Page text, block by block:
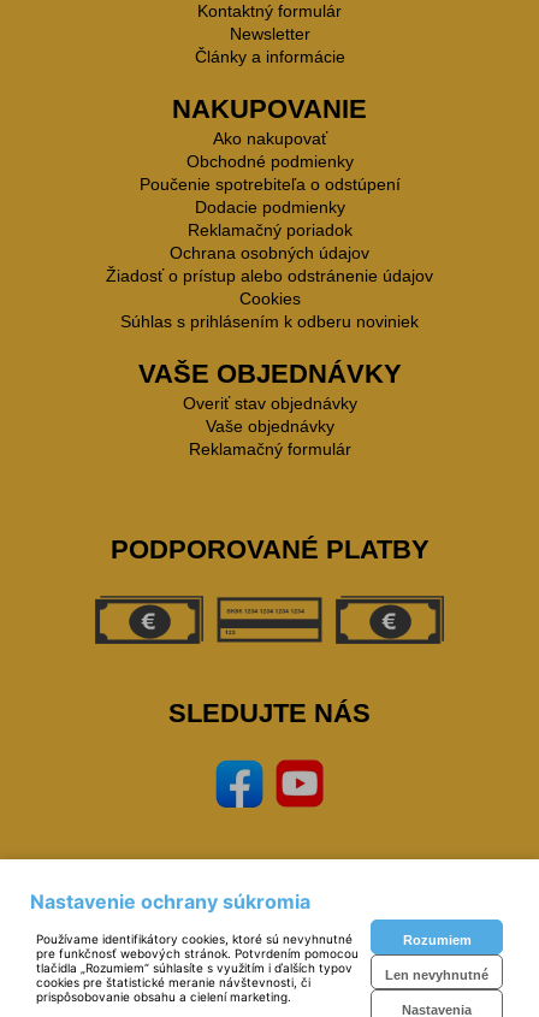
Kontaktný formulár
Newsletter
Články a informácie
NAKUPOVANIE
Ako nakupovať
Obchodné podmienky
Poučenie spotrebiteľa o odstúpení
Dodacie podmienky
Reklamačný poriadok
Ochrana osobných údajov
Žiadosť o prístup alebo odstránenie údajov
Cookies
Súhlas s prihlásením k odberu noviniek
VAŠE OBJEDNÁVKY
Overiť stav objednávky
Vaše objednávky
Reklamačný formulár
PODPOROVANÉ PLATBY
SLEDUJTE NÁS
Prevádzkovateľ: © Miloš Sipták - zeleziarstvo.sk 2023, zeleziarstvo, eshop,
naradie, nastoroje, zverak, narex, bosch, mars, extol, skrinky, zvaracky, elektrody, kukly,
metre, vodovahy, vrtaky, pilky
Technické riešenie:© MiBe ESHOP 2023 verzia: 51
Nastavenie ochrany súkromia
Používame identifikátory cookies, ktoré sú nevyhnutné
pre funkčnosť webových stránok. Potvrdením pomocou
tlačidla „Rozumiem“ súhlasíte s využitím i ďalších typov
cookies pre štatistické meranie návštevnosti, či
prispôsobovanie obsahu a cielení marketing.
Rozumiem
Len nevyhnutné
Nastavenia